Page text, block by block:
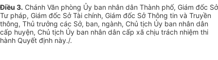
Điều 3. Chánh Văn phòng Ủy ban nhân dân Thành phố, Giám đốc Sở
Tư pháp, Giám đốc Sở Tài chính, Giám đốc Sở Thông tin và Truyền
thông, Thủ trưởng các Sở, ban, ngành, Chủ tịch Ủy ban nhân dân
cấp huyện, Chủ tịch Ủy ban nhân dân cấp xã chịu trách nhiệm thi
hành Quyết định này./.